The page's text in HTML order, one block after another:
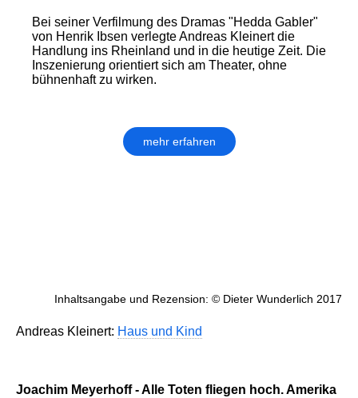
Bei seiner Verfilmung des Dramas "Hedda Gabler"
von Henrik Ibsen verlegte Andreas Kleinert die
Handlung ins Rheinland und in die heutige Zeit. Die
Inszenierung orientiert sich am Theater, ohne
bühnenhaft zu wirken.
mehr erfahren
Inhaltsangabe und Rezension: © Dieter Wunderlich 2017
Andreas Kleinert: Haus und Kind
Joachim Meyerhoff - Alle Toten fliegen hoch. Amerika